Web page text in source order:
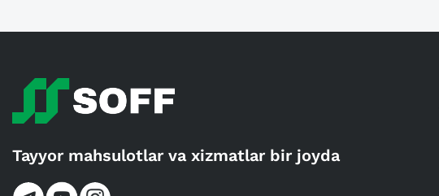
Tayyor mahsulotlar va xizmatlar bir joyda